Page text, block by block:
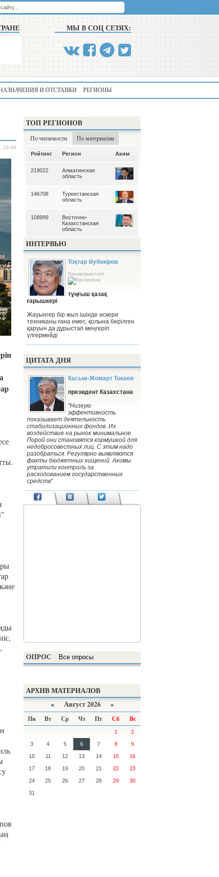
МЫ В СОЦ СЕТЯХ:
И ОТСТАВКИ РЕГИОНЫ
10:40
ТОП РЕГИОНОВ
По читаемости По материалам
Рейтинг Регион Аким
219022
Алматинская
область
146708
Туркестанская
область
108999
Восточно-
Казахстанская
область
ИНТЕРВЬЮ
Тоқтар Әубәкіров
Просмотров 9 048 -
тұңғыш қазақ
ғарышкері
Жауынгер бір жыл ішінде әскери
техниканы ғана емес, қолына берілген
қаруын да дұрыстап меңгеріп
үлгермейді
ЦИТАТА ДНЯ
Касым-Жомарт Токаев
президент Казахстана
"Низкую
эффективность
показывает деятельность
стабилизационных фондов. Их
воздействие на рынок минимальное.
Порой они становятся кормушкой для
недобросовестных лиц. С этим надо
разобраться. Регулярно выявляются
факты бюджетных хищений. Акимы
утратили контроль за
расходованием государственных
средств"
ОПРОС Все опросы
АРХИВ МАТЕРИАЛОВ
«Август 2026 »
Пн Вт Ср Чт Пт Сб Вс
1 2
3 4 5 6 7 8 9
10 11 12 13 14 15 16
17 18 19 20 21 22 23
24 25 26 27 28 29 30
31